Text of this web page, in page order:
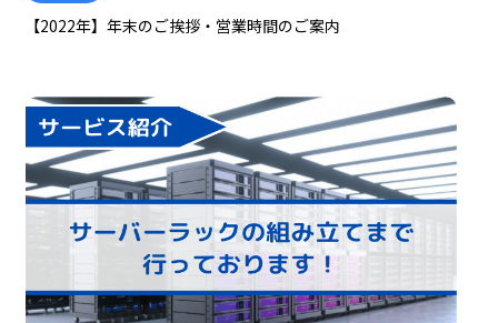
【2022年】年末のご挨拶・営業時間のご案内